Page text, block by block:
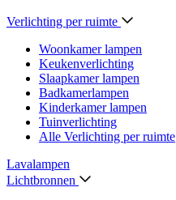
Verlichting per ruimte
Woonkamer lampen
Keukenverlichting
Slaapkamer lampen
Badkamerlampen
Kinderkamer lampen
Tuinverlichting
Alle Verlichting per ruimte
Lavalampen
Lichtbronnen